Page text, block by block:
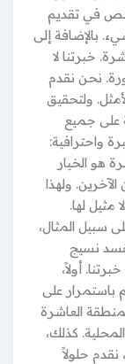
في تقديم
بالإضافة إلى
خبرتنا لا
نحن نقدم
ولتحقيق
على جميع
معنا على 55502051. خبرة واحترافية:
هو الخيار
ولهذا
لها.
سبيل المثال،
نسيج
أولاً،
على
العاشرة
كذلك،
حلولاً